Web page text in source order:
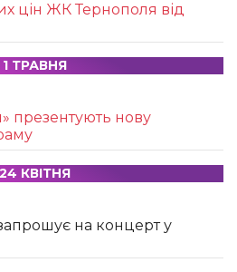
цін ЖК Тернополя від
1 ТРАВНЯ
презентують нову
24 КВІТНЯ
на концерт у